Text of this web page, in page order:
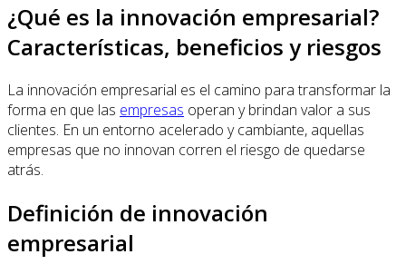
¿Qué es la innovación empresarial?
Características, beneficios y riesgos
La innovación empresarial es el camino para transformar la
forma en que las empresas operan y brindan valor a sus
clientes. En un entorno acelerado y cambiante, aquellas
empresas que no innovan corren el riesgo de quedarse
atrás.
Definición de innovación
empresarial